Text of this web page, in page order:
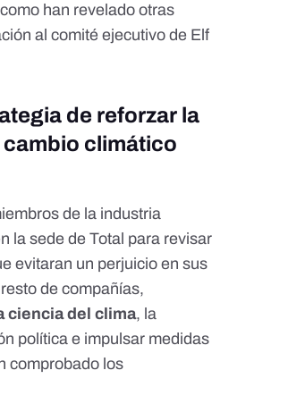
han reveladootras
al comité ejecutivo de Elf
de reforzar la
cambio climático
de la industria
la sede de Total para revisar
evitaran un perjuicio en sus
de compañías,
ciencia del clima, la
política e impulsar medidas
comprobado los